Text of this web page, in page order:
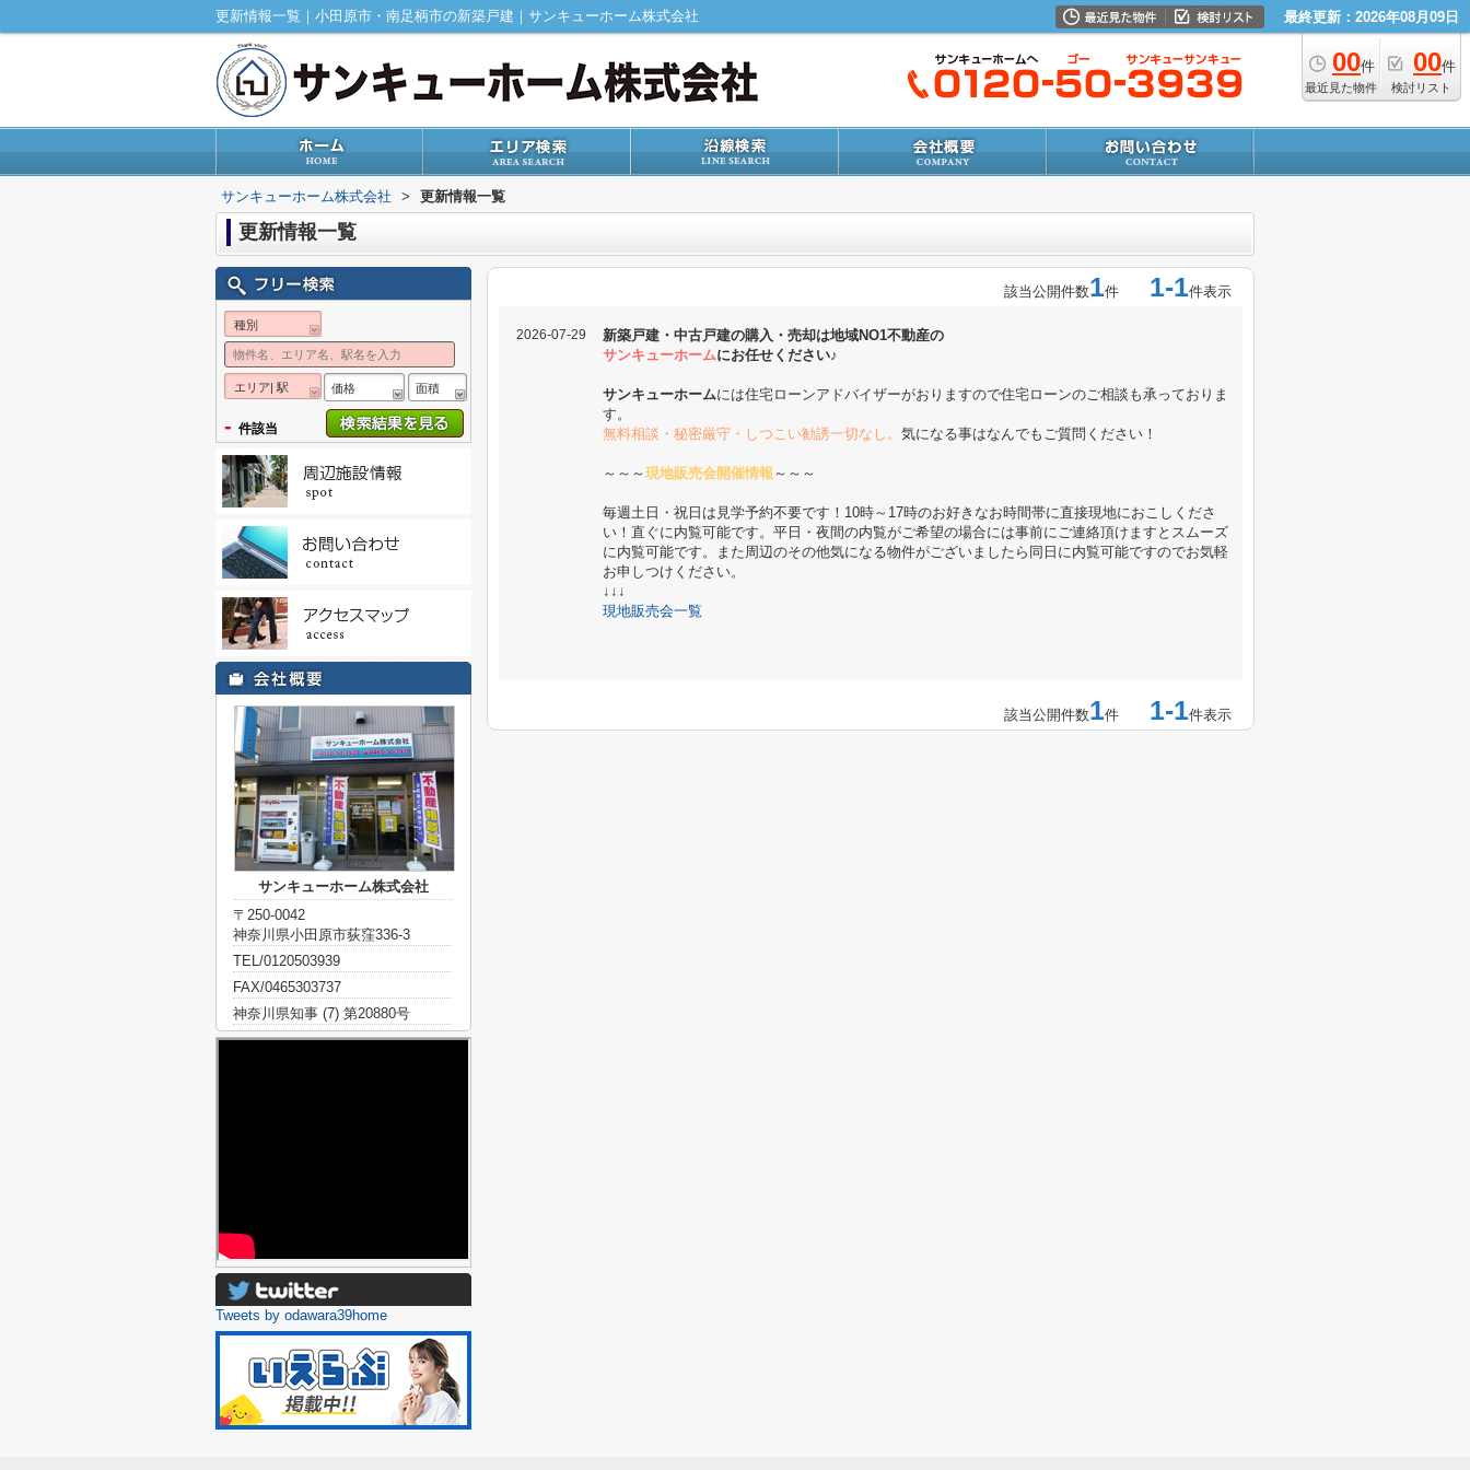
更新情報一覧｜小田原市・南足柄市の新築戸建｜サンキューホーム株式会社 最終更新：2026年08月09日
00件
最近見た物件
00件
検討リスト
サンキューホーム株式会社 > 更新情報一覧
更新情報一覧
該当公開件数1件 1-1件表示
2026-07-29
新築戸建・中古戸建の購入・売却は地域NO1不動産の
サンキューホームにお任せください♪
サンキューホームには住宅ローンアドバイザーがおりますので住宅ローンのご相談も承っておりま
す。
無料相談・秘密厳守・しつこい勧誘一切なし。 気になる事はなんでもご質問く ださい！
～～～ 現地販売会開催情報 ～～～
毎週土日・祝日は見学予約不要です！10時～17時のお好きなお時間帯に直接現地におこしくださ
い！直ぐに内覧可能です。平日・夜間の内覧がご希望の場合には事前にご連絡頂けますとスムーズ
に内覧可能です。また周辺のその他気になる物件がございましたら同日に内覧可能ですのでお気軽
お申しつけください。
↓↓↓
現地販売会一覧
該当公開件数1件 1-1件表示
種別
エリア| 駅 価格 面積
- 件該当
サンキューホーム株式会社
〒250-0042
神奈川県小田原市荻窪336-3
TEL/0120503939
FAX/0465303737
神奈川県知事 (7) 第20880号
Tweets by odawara39home